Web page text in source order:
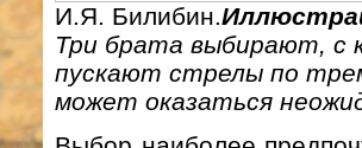
И.Я. Билибин.
Три брата выбирают, с
пускают стрелы по
может оказаться